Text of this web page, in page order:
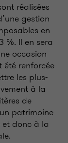
réalisées
gestion
en
%. Il en sera
occasion
été renforcée
les plus-
à la
de
patrimoine
donc à la